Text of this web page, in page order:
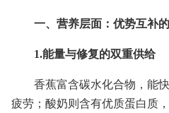
一、营养层面：优势互补
1.能量与修复的双重供给
香蕉富含碳水化合物，能
疲劳；酸奶则含有优质蛋白质